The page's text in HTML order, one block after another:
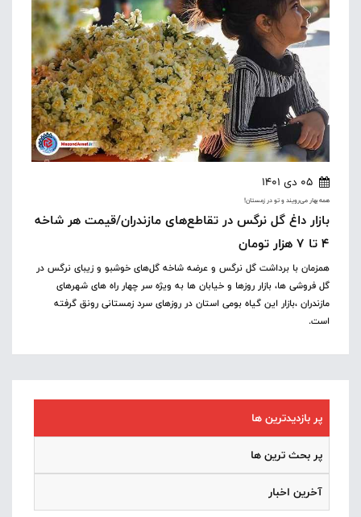
05 دی 1401
همه بهار می‌رویند و تو در زمستان!
بازار داغ گل نرگس در تقاطع‌های مازندران/قیمت هر شاخه
4 تا 7 هزار تومان
همزمان با برداشت گل نرگس و عرضه شاخه گل‌های خوشبو و زیبای نرگس در
گل فروشی ها، بازار روزها و خیابان ها به ویژه سر چهار راه های شهرهای
مازندران ،بازار این گیاه بومی استان در روزهای سرد زمستانی رونق گرفته
است.
پر بازدیدترین ها
پر بحث ترین ها
آخرین اخبار